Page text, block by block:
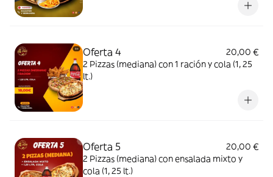
Oferta 4
20,00 €
2 Pizzas (mediana) con 1 ración y cola (1, 25
lt.)
Oferta 5
20,00 €
2 Pizzas (mediana) con ensalada mixto y
cola (1, 25 lt.)